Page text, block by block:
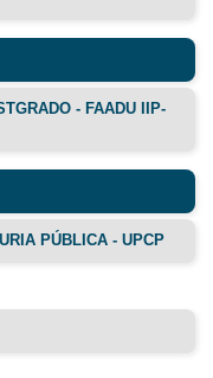
- FAADU IIP-
PÚBLICA - UPCP